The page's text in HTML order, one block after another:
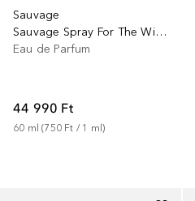
Sauvage
Sauvage Spray For The Wild EDP - Limitált kiadás
Eau de Parfum
44 990 Ft
60 ml (750 Ft / 1 ml)